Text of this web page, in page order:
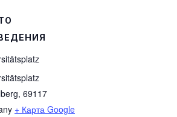
, 69117
+ Карта Google